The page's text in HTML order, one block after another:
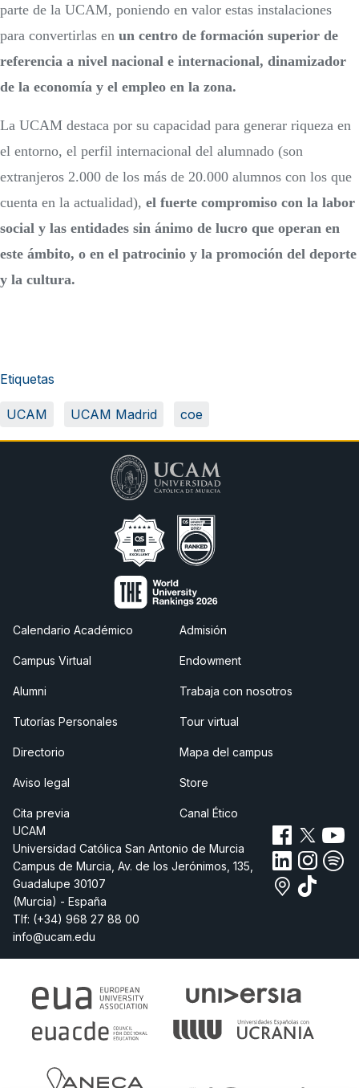
parte de la UCAM, poniendo en valor estas instalaciones
para convertirlas en un centro de formación superior de
referencia a nivel nacional e internacional, dinamizador
de la economía y el empleo en la zona.
La UCAM destaca por su capacidad para generar riqueza en
el entorno, el perfil internacional del alumnado (son
extranjeros 2.000 de los más de 20.000 alumnos con los que
cuenta en la actualidad), el fuerte compromiso con la labor
social y las entidades sin ánimo de lucro que operan en
este ámbito, o en el patrocinio y la promoción del deporte
y la cultura.
Etiquetas
UCAM UCAM Madrid coe
Calendario Académico
Campus Virtual
Alumni
Tutorías Personales
Directorio
Aviso legal
Cita previa
Admisión
Endowment
Trabaja con nosotros
Tour virtual
Mapa del campus
Store
Canal Ético
UCAM
Universidad Católica San Antonio de Murcia
Campus de Murcia, Av. de los Jerónimos, 135,
Guadalupe 30107
(Murcia) - España
Tlf: (+34) 968 27 88 00
info@ucam.edu